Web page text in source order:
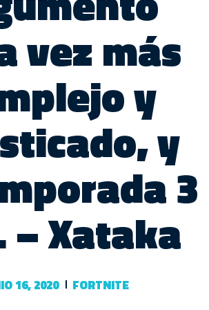
vez más
y
y
3
Xataka
16, 2020 FORTNITE